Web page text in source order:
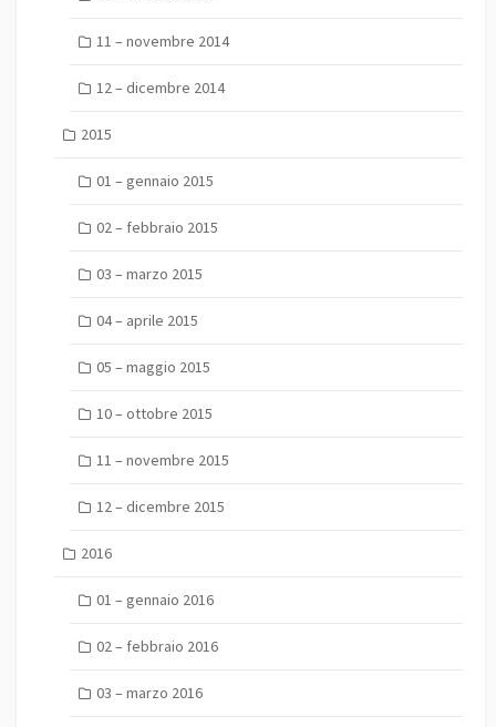
11 – novembre 2014
12 – dicembre 2014
2015
01 – gennaio 2015
02 – febbraio 2015
03 – marzo 2015
04 – aprile 2015
05 – maggio 2015
10 – ottobre 2015
11 – novembre 2015
12 – dicembre 2015
2016
01 – gennaio 2016
02 – febbraio 2016
03 – marzo 2016